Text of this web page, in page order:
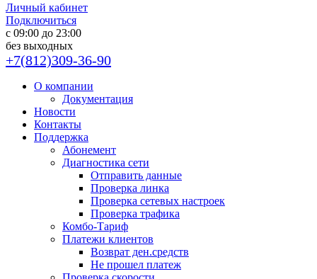
Личный кабинет
Подключиться
с 09:00 до 23:00
без выходных
+7(812)309-36-90
О компании
Документация
Новости
Контакты
Поддержка
Абонемент
Диагностика сети
Отправить данные
Проверка линка
Проверка сетевых настроек
Проверка трафика
Комбо-Тариф
Платежи клиентов
Возврат ден.средств
Не прошел платеж